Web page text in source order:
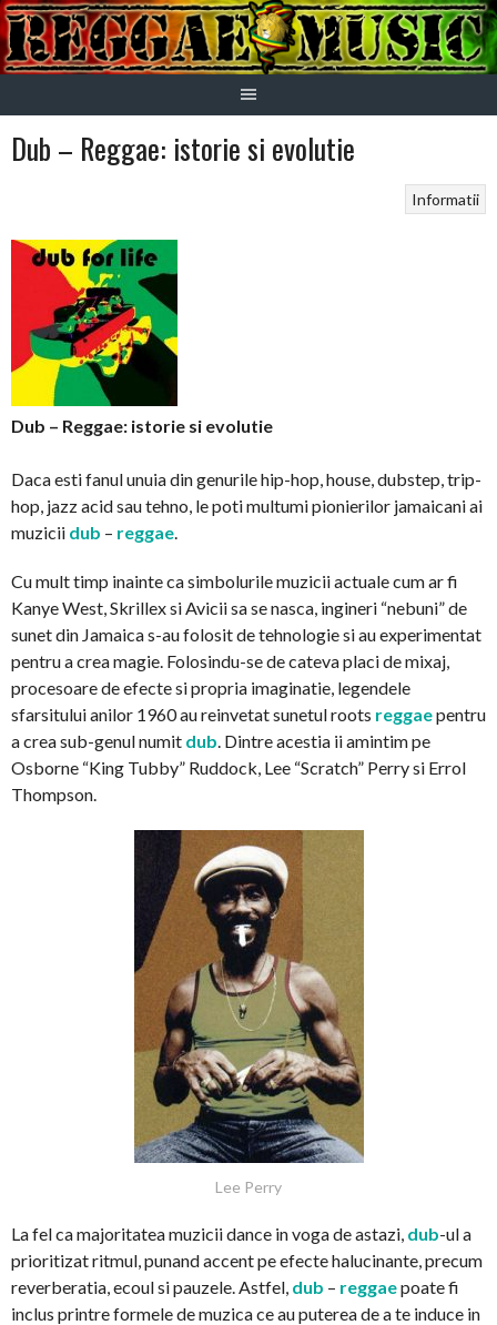
Skip
to
content
Dub – Reggae: istorie si evolutie
Informatii
Dub – Reggae: istorie si evolutie
Daca esti fanul unuia din genurile hip-hop, house, dubstep, trip-
hop, jazz acid sau tehno, le poti multumi pionierilor jamaicani ai
muzicii dub – reggae
Cu mult timp inainte ca simbolurile muzicii actuale cum ar fi
Kanye West, Skrillex si Avicii sa se nasca, ingineri “nebuni” de
sunet din Jamaica s-au folosit de tehnologie si au experimentat
pentru a crea magie. Folosindu-se de cateva placi de mixaj,
procesoare de efecte si propria imaginatie, legendele
sfarsitului anilor 1960 au reinvetat sunetul roots reggaepentru
a crea sub-genul numit dub . Dintre acestia ii amintim pe
Osborne “King Tubby” Ruddock, Lee “Scratch” Perry si Errol
Thompson.
Lee Perry
La fel ca majoritatea muzicii dance in voga de astazi, dub-ul a
prioritizat ritmul, punand accent pe efecte halucinante, precum
reverberatia, ecoul si pauzele. Astfel, dub – reggaepoate fi
inclus printre formele de muzica ce au puterea de a te induce in